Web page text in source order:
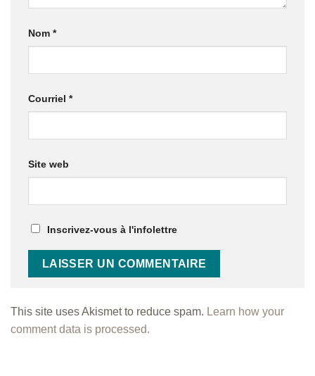
Nom *
Courriel *
Site web
Inscrivez-vous à l'infolettre
This site uses Akismet to reduce spam. Learn how your
comment data is processed.